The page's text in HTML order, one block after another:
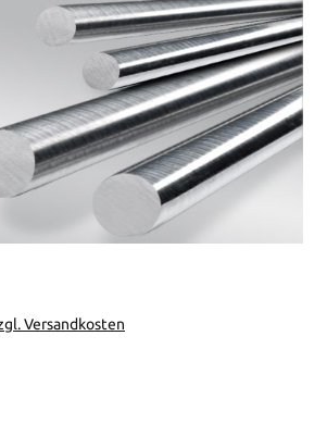
Versandkosten